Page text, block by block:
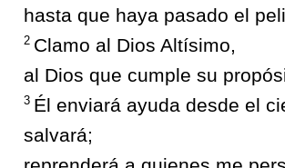
hasta que haya pasado el
2 Clamo al Dios Altísimo,
al Dios que cumple su
3 Él enviará ayuda desde el
salvará;